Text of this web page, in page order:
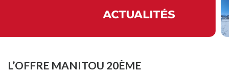
L’OFFRE MANITOU 20ÈME